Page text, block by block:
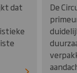
dat
De